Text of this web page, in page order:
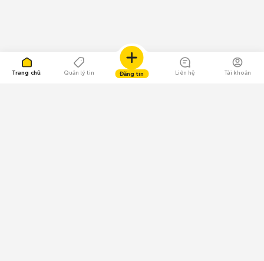
Trang chủ Quản lý tin Đăng tin Liên hệ Tài khoản